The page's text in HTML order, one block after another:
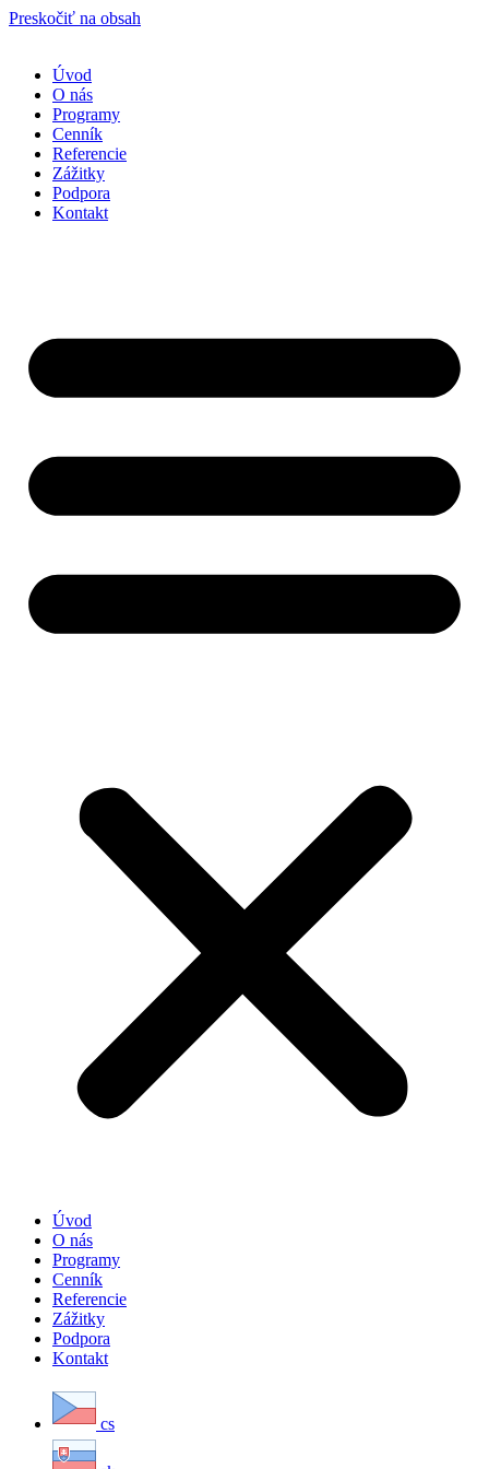
Preskočiť na obsah
Úvod
O nás
Programy
Cenník
Referencie
Zážitky
Podpora
Kontakt
Úvod
O nás
Programy
Cenník
Referencie
Zážitky
Podpora
Kontakt
cs